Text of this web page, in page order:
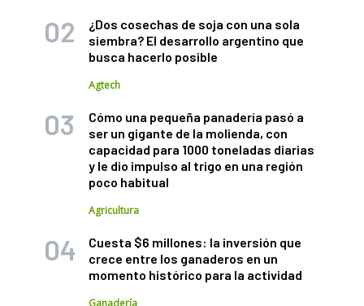
¿Dos cosechas de soja con una sola
siembra? El desarrollo argentino que
busca hacerlo posible
Agtech
Cómo una pequeña panadería pasó a
ser un gigante de la molienda, con
capacidad para 1000 toneladas diarias
y le dio impulso al trigo en una región
poco habitual
Agricultura
Cuesta $6 millones: la inversión que
crece entre los ganaderos en un
momento histórico para la actividad
Ganadería